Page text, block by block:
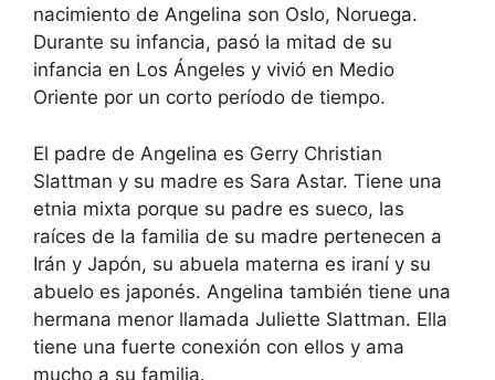
nacimiento de Angelina son Oslo, Noruega.
Durante su infancia, pasó la mitad de su
infancia en Los Ángeles y vivió en Medio
Oriente por un corto período de tiempo.
El padre de Angelina es Gerry Christian
Slattman y su madre es Sara Astar. Tiene una
etnia mixta porque su padre es sueco, las
raíces de la familia de su madre pertenecen a
Irán y Japón, su abuela materna es iraní y su
abuelo es japonés. Angelina también tiene una
hermana menor llamada Juliette Slattman. Ella
tiene una fuerte conexión con ellos y ama
mucho a su familia.